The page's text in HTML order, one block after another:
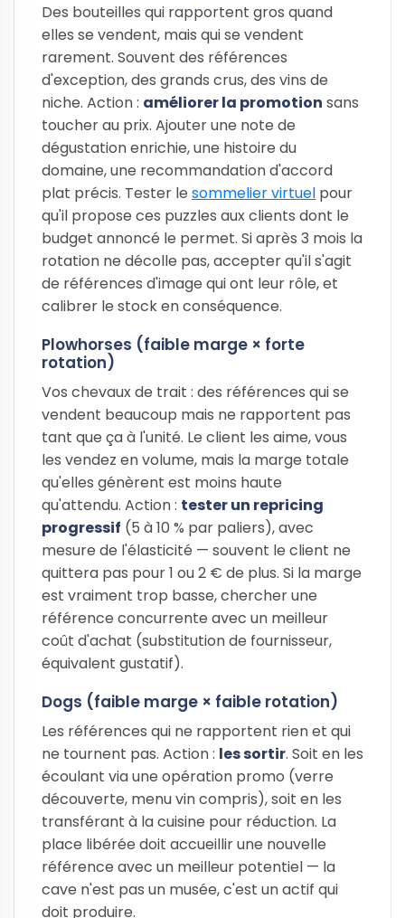
Des bouteilles qui rapportent gros quand
elles se vendent, mais qui se vendent
rarement. Souvent des références
d'exception, des grands crus, des vins de
niche. Action : améliorer la promotion sans
toucher au prix. Ajouter une note de
dégustation enrichie, une histoire du
domaine, une recommandation d'accord
plat précis. Tester le sommelier virtuel pour
qu'il propose ces puzzles aux clients dont le
budget annoncé le permet. Si après 3 mois la
rotation ne décolle pas, accepter qu'il s'agit
de références d'image qui ont leur rôle, et
calibrer le stock en conséquence.
Plowhorses (faible marge × forte
rotation)
Vos chevaux de trait : des références qui se
vendent beaucoup mais ne rapportent pas
tant que ça à l'unité. Le client les aime, vous
les vendez en volume, mais la marge totale
qu'elles génèrent est moins haute
qu'attendu. Action : tester un repricing
progressif (5 à 10 % par paliers), avec
mesure de l'élasticité — souvent le client ne
quittera pas pour 1 ou 2 € de plus. Si la marge
est vraiment trop basse, chercher une
référence concurrente avec un meilleur
coût d'achat (substitution de fournisseur,
équivalent gustatif).
Dogs (faible marge × faible rotation)
Les références qui ne rapportent rien et qui
ne tournent pas. Action : les sortir. Soit en les
écoulant via une opération promo (verre
découverte, menu vin compris), soit en les
transférant à la cuisine pour réduction. La
place libérée doit accueillir une nouvelle
référence avec un meilleur potentiel — la
cave n'est pas un musée, c'est un actif qui
doit produire.